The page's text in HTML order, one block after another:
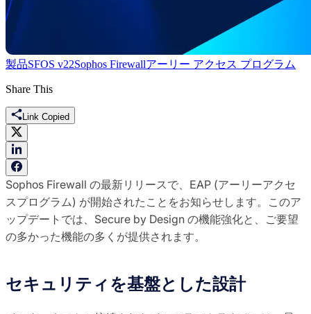
製品SFOS v22Sophos Firewallアーリー アクセス プログラム
Share This
Link Copied
Sophos Firewall の最新リリースで、EAP (アーリーアクセ
スプログラム) が開始されたことをお知らせします。このア
ップデートでは、Secure by Design の機能強化と、ご要望
の多かった機能の多くが提供されます。
セキュリティを基盤とした設計